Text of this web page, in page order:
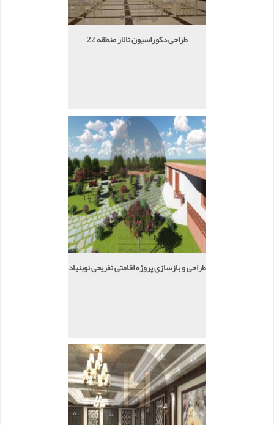
طراحی دکوراسیون تالار منطقه 22
طراحی و بازسازی پروژه اقامتی تفریحی نوبنیاد